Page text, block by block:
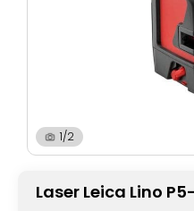
1/2
Laser Leica Lino